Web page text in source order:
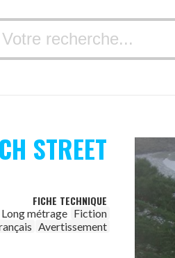
STREET
FICHE TECHNIQUE
Long métrage Fiction
Avertissement